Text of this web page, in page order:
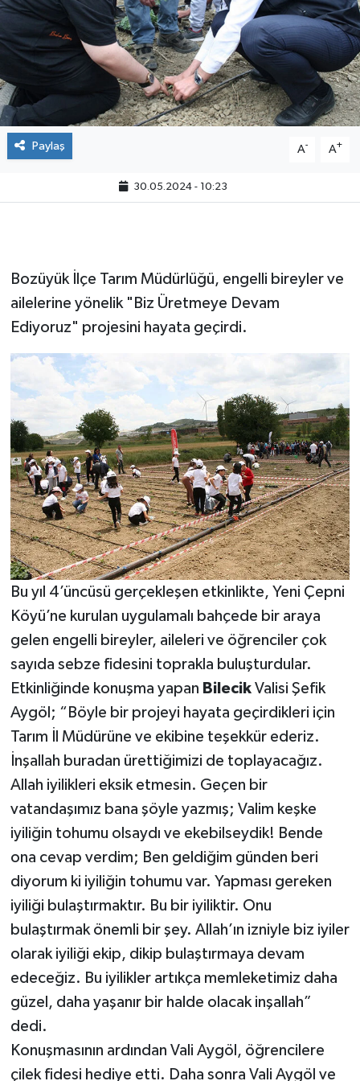
Paylaş A- A+
30.05.2024 - 10:23
Bozüyük İlçe Tarım Müdürlüğü, engelli bireyler ve
ailelerine yönelik "Biz Üretmeye Devam
Ediyoruz" projesini hayata geçirdi.
Bu yıl 4’üncüsü gerçekleşen etkinlikte, Yeni Çepni
Köyü’ne kurulan uygulamalı bahçede bir araya
gelen engelli bireyler, aileleri ve öğrenciler çok
sayıda sebze fidesini toprakla buluşturdular.
Etkinliğinde konuşma yapan BilecikValisi Şefik
Aygöl; “Böyle bir projeyi hayata geçirdikleri için
Tarım İl Müdürüne ve ekibine teşekkür ederiz.
İnşallah buradan ürettiğimizi de toplayacağız.
Allah iyilikleri eksik etmesin. Geçen bir
vatandaşımız bana şöyle yazmış; Valim keşke
iyiliğin tohumu olsaydı ve ekebilseydik! Bende
ona cevap verdim; Ben geldiğim günden beri
diyorum ki iyiliğin tohumu var. Yapması gereken
iyiliği bulaştırmaktır. Bu bir iyiliktir. Onu
bulaştırmak önemli bir şey. Allah’ın izniyle biz iyiler
olarak iyiliği ekip, dikip bulaştırmaya devam
edeceğiz. Bu iyilikler artıkça memleketimiz daha
güzel, daha yaşanır bir halde olacak inşallah”
dedi.
Konuşmasının ardından Vali Aygöl, öğrencilere
çilek fidesi hediye etti. Daha sonra Vali Aygöl ve